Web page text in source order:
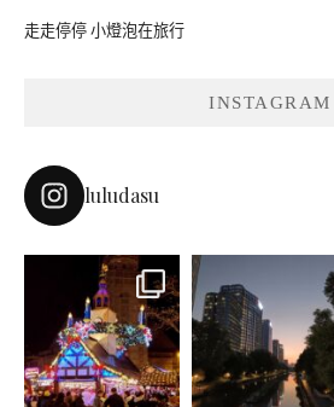
走走停停 小燈泡在旅行
INSTAGRAM
luludasu